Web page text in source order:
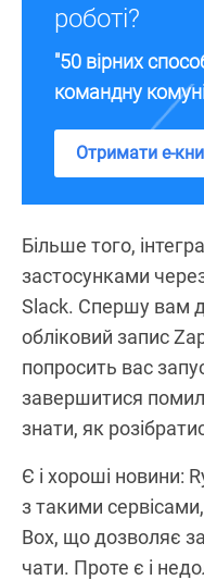
роботі?
"50 вірних
командну
Отримати е-
Більше того,
застосунками
Slack. Спершу вам
обліковий запис
попросить вас
завершитися
знати, як
Є і хороші новини:
з такими
Box, що дозволяє
чати. Проте є і